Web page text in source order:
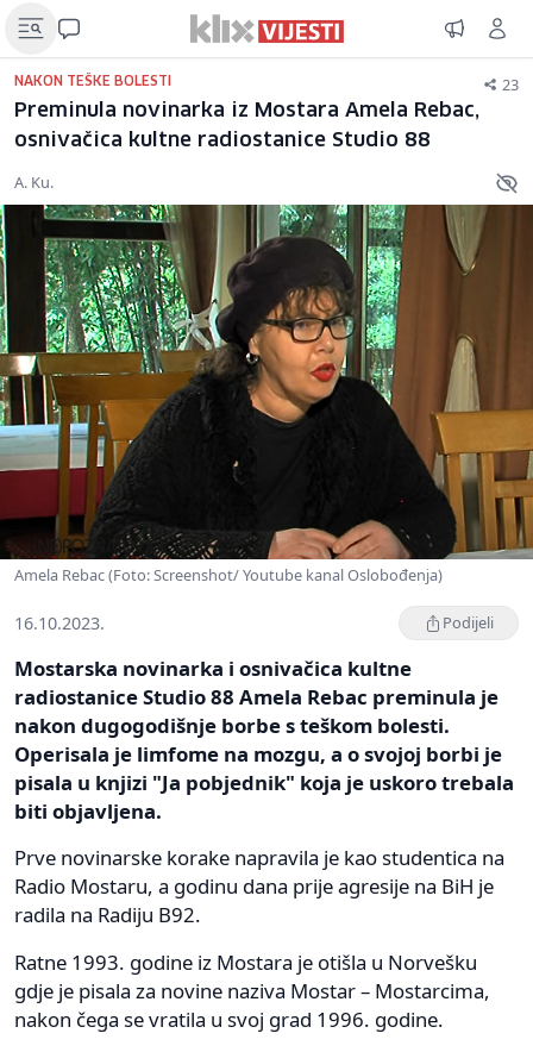
NAKON TEŠKE BOLESTI 23
Preminula novinarka iz Mostara Amela Rebac,
osnivačica kultne radiostanice Studio 88
A. Ku.
Amela Rebac (Foto: Screenshot/ Youtube kanal Oslobođenja)
16.10.2023. Podijeli
Mostarska novinarka i osnivačica kultne
radiostanice Studio 88 Amela Rebac preminula je
nakon dugogodišnje borbe s teškom bolesti.
Operisala je limfome na mozgu, a o svojoj borbi je
pisala u knjizi "Ja pobjednik" koja je uskoro trebala
biti objavljena.
Prve novinarske korake napravila je kao studentica na
Radio Mostaru, a godinu dana prije agresije na BiH je
radila na Radiju B92.
Ratne 1993. godine iz Mostara je otišla u Norvešku
gdje je pisala za novine naziva Mostar – Mostarcima,
nakon čega se vratila u svoj grad 1996. godine.